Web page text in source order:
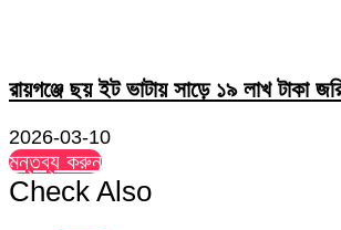
রায়গঞ্জে ছয় ইট ভাটায় সাড়ে ১৯ লাখ টাকা
2026-03-10
মন্তব্য করুন
Check Also